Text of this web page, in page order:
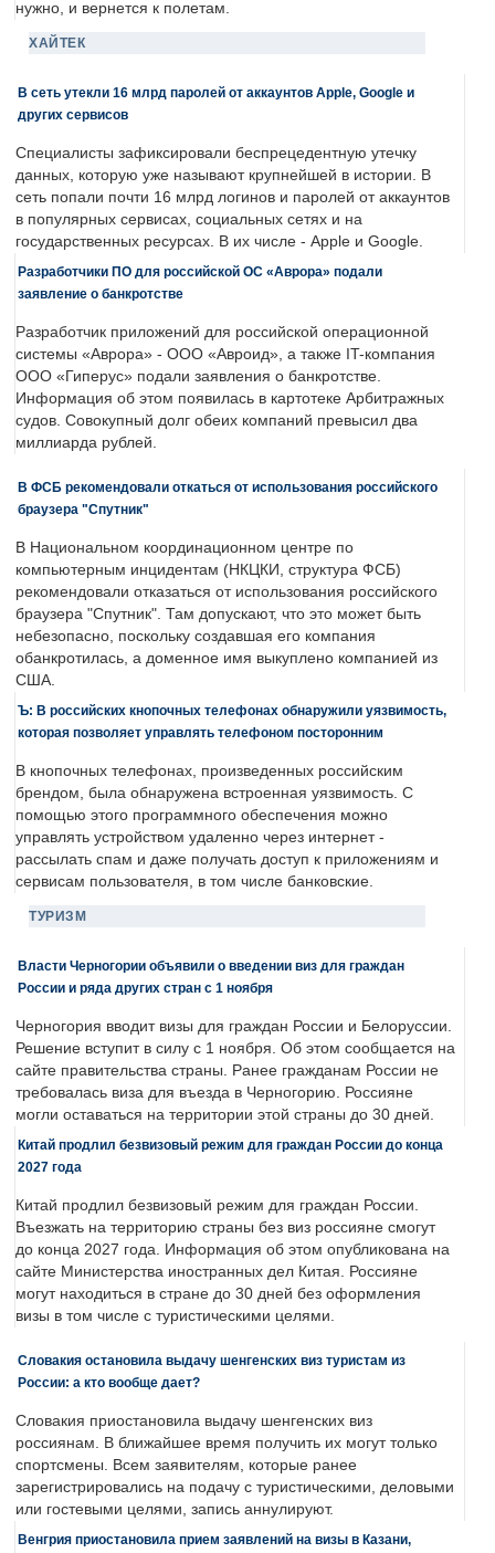
нужно, и вернется к полетам.
ХАЙТЕК
В сеть утекли 16 млрд паролей от аккаунтов Apple, Google и
других сервисов
Специалисты зафиксировали беспрецедентную утечку
данных, которую уже называют крупнейшей в истории. В
сеть попали почти 16 млрд логинов и паролей от аккаунтов
в популярных сервисах, социальных сетях и на
государственных ресурсах. В их числе - Apple и Google.
Разработчики ПО для российской ОС «Аврора» подали
заявление о банкротстве
Разработчик приложений для российской операционной
системы «Аврора» - ООО «Авроид», а также IT-компания
ООО «Гиперус» подали заявления о банкротстве.
Информация об этом появилась в картотеке Арбитражных
судов. Совокупный долг обеих компаний превысил два
миллиарда рублей.
В ФСБ рекомендовали откаться от использования российского
браузера "Спутник"
В Национальном координационном центре по
компьютерным инцидентам (НКЦКИ, структура ФСБ)
рекомендовали отказаться от использования российского
браузера "Спутник". Там допускают, что это может быть
небезопасно, поскольку создавшая его компания
обанкротилась, а доменное имя выкуплено компанией из
США.
Ъ: В российских кнопочных телефонах обнаружили уязвимость,
которая позволяет управлять телефоном посторонним
В кнопочных телефонах, произведенных российским
брендом, была обнаружена встроенная уязвимость. С
помощью этого программного обеспечения можно
управлять устройством удаленно через интернет -
рассылать спам и даже получать доступ к приложениям и
сервисам пользователя, в том числе банковские.
ТУРИЗМ
Власти Черногории объявили о введении виз для граждан
России и ряда других стран с 1 ноября
Черногория вводит визы для граждан России и Белоруссии.
Решение вступит в силу с 1 ноября. Об этом сообщается на
сайте правительства страны. Ранее гражданам России не
требовалась виза для въезда в Черногорию. Россияне
могли оставаться на территории этой страны до 30 дней.
Китай продлил безвизовый режим для граждан России до конца
2027 года
Китай продлил безвизовый режим для граждан России.
Въезжать на территорию страны без виз россияне смогут
до конца 2027 года. Информация об этом опубликована на
сайте Министерства иностранных дел Китая. Россияне
могут находиться в стране до 30 дней без оформления
визы в том числе с туристическими целями.
Словакия остановила выдачу шенгенских виз туристам из
России: а кто вообще дает?
Словакия приостановила выдачу шенгенских виз
россиянам. В ближайшее время получить их могут только
спортсмены. Всем заявителям, которые ранее
зарегистрировались на подачу с туристическими, деловыми
или гостевыми целями, запись аннулируют.
Венгрия приостановила прием заявлений на визы в Казани,